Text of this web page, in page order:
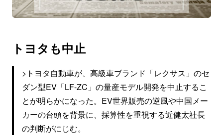
トヨタも中止
>トヨタ自動車が、高級車ブランド「レクサス」のセ
ダン型EV「LF-ZC」の量産モデル開発を中止するこ
とが明らかになった。EV世界販売の逆風や中国メー
カーの台頭を背景に、採算性を重視する近健太社長
の判断がにじむ。